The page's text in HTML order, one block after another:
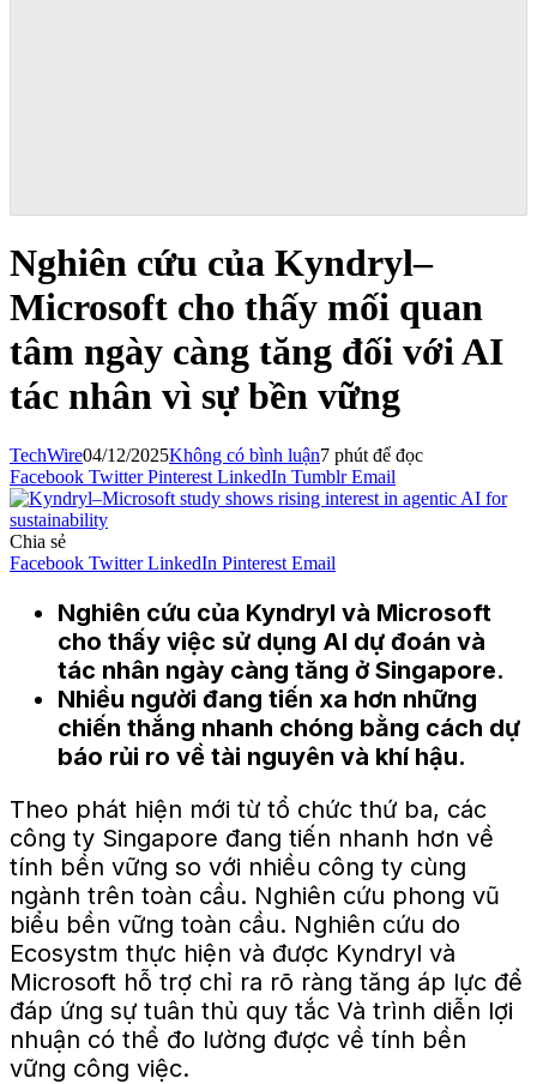
Nghiên cứu của Kyndryl–
Microsoft cho thấy mối quan
tâm ngày càng tăng đối với AI
tác nhân vì sự bền vững
TechWire04/12/2025Không có bình luận7 phút để đọc
Facebook Twitter Pinterest LinkedIn Tumblr Email
Chia sẻ
Facebook Twitter LinkedIn Pinterest Email
Nghiên cứu của Kyndryl và Microsoft
cho thấy việc sử dụng AI dự đoán và
tác nhân ngày càng tăng ở Singapore.
Nhiều người đang tiến xa hơn những
chiến thắng nhanh chóng bằng cách dự
báo rủi ro về tài nguyên và khí hậu.
Theo phát hiện mới từ tổ chức thứ ba, các
công ty Singapore đang tiến nhanh hơn về
tính bền vững so với nhiều công ty cùng
ngành trên toàn cầu. Nghiên cứu phong vũ
biểu bền vững toàn cầu. Nghiên cứu do
Ecosystm thực hiện và được Kyndryl và
Microsoft hỗ trợ chỉ ra rõ ràng tăng áp lực để
đáp ứng sự tuân thủ quy tắc Và trình diễn lợi
nhuận có thể đo lường được về tính bền
vững công việc.